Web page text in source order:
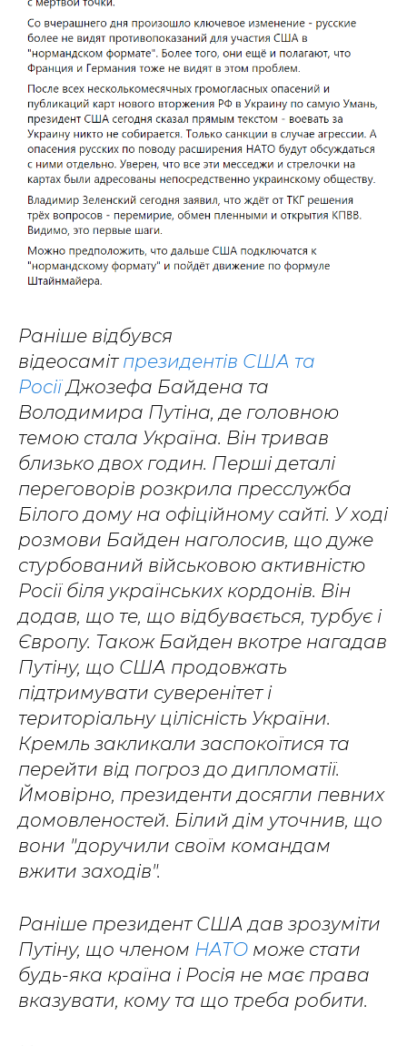
Раніше відбувся
відеосаміт президентів США та
Росії Джозефа Байдена та
Володимира Путіна, де головною
темою стала Україна. Він тривав
близько двох годин. Перші деталі
переговорів розкрила пресслужба
Білого дому на офіційному сайті. У ході
розмови Байден наголосив, що дуже
стурбований військовою активністю
Росії біля українських кордонів. Він
додав, що те, що відбувається, турбує і
Європу. Також Байден вкотре нагадав
Путіну, що США продовжать
підтримувати суверенітет і
територіальну цілісність України.
Кремль закликали заспокоїтися та
перейти від погроз до дипломатії.
Ймовірно, президенти досягли певних
домовленостей. Білий дім уточнив, що
вони "доручили своїм командам
вжити заходів".
Раніше президент США дав зрозуміти
Путіну, що членом НАТО може стати
будь-яка країна і Росія не має права
вказувати, кому та що треба робити.